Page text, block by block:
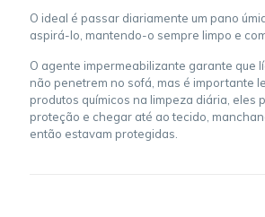
O ideal é passar diariamente um pano
aspirá-lo, mantendo-o sempre limpo e
O agente impermeabilizante garante que
não penetrem no sofá, mas é importante
produtos químicos na limpeza diária, eles
proteção e chegar até ao tecido,
então estavam protegidas.